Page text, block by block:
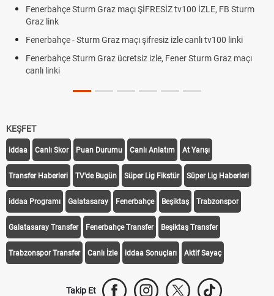
Fenerbahçe Sturm Graz maçı ŞİFRESİZ tv100 İZLE, FB Sturm
Graz link
Fenerbahçe - Sturm Graz maçı şifresiz izle canlı tv100 linki
Fenerbahçe Sturm Graz ücretsiz izle, Fener Sturm Graz maçı
canlı linki
KEŞFET
iddaa Canlı Skor Puan Durumu Canlı Anlatım At Yarışı
Transfer Haberleri TV'de Bugün Süper Lig Fikstür Süper Lig Haberleri
iddaa Programı Galatasaray Fenerbahçe Beşiktaş Trabzonspor
Galatasaray Transfer Fenerbahçe Transfer Beşiktaş Transfer
Trabzonspor Transfer Canlı İzle iddaa Sonuçları Aktif Sayaç
Takip Et